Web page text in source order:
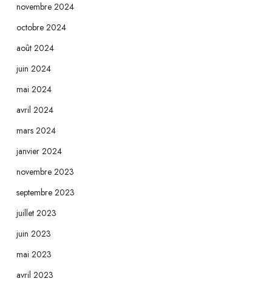
novembre 2024
octobre 2024
août 2024
juin 2024
mai 2024
avril 2024
mars 2024
janvier 2024
novembre 2023
septembre 2023
juillet 2023
juin 2023
mai 2023
avril 2023